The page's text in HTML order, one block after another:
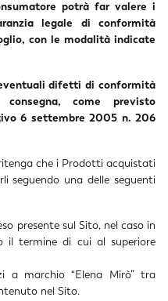
potrà far valere i
legale di conformità
con le modalità indicate
difetti di conformità
come previsto
6 settembre 2005 n. 206
che i Prodotti acquistati
seguendo una delle seguenti
presente sul Sito, nel caso in
il termine di cui al superiore
a marchio “Elena Mirò” tra
nel Sito.